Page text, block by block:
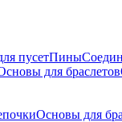
пусетПины
для браслетов
Основы для